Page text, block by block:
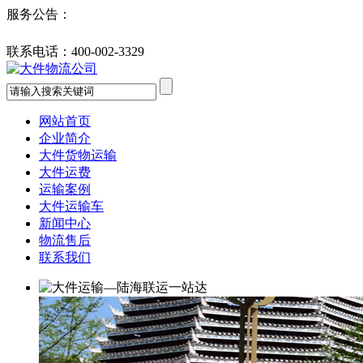
服务公告：
联系电话： 400-002-3329
网站首页
企业简介
大件货物运输
大件运费
运输案例
大件运输车
新闻中心
物流售后
联系我们